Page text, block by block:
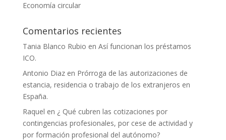
Economía circular
Comentarios recientes
Tania Blanco Rubio en Así funcionan los préstamos
ICO.
Antonio Diazen Prórroga de las autorizaciones de
estancia, residencia o trabajo de los extranjeros en
España.
Raquel en ¿ Qué cubren las cotizaciones por
contingencias profesionales, por cese de actividad y
por formación profesional del autónomo?